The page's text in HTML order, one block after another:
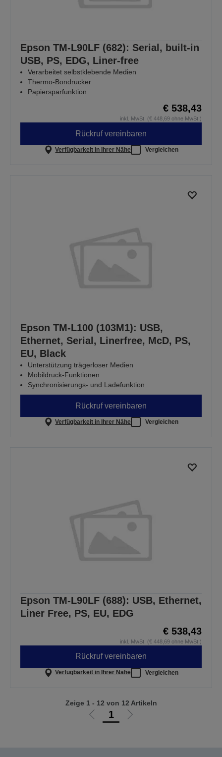
Epson TM-L90LF (682): Serial, built-in
USB, PS, EDG, Liner-free
Verarbeitet selbstklebende Medien
Thermo-Bondrucker
Papiersparfunktion
€ 538,43
inkl. MwSt. (€ 448,69 ohne MwSt.)
Rückruf vereinbaren
Verfügbarkeit in Ihrer Nähe Vergleichen
Epson TM-L100 (103M1): USB,
Ethernet, Serial, Linerfree, McD, PS,
EU, Black
Unterstützung trägerloser Medien
Mobildruck-Funktionen
Synchronisierungs- und Ladefunktion
Rückruf vereinbaren
Verfügbarkeit in Ihrer Nähe Vergleichen
Epson TM-L90LF (688): USB, Ethernet,
Liner Free, PS, EU, EDG
€ 538,43
inkl. MwSt. (€ 448,69 ohne MwSt.)
Rückruf vereinbaren
Verfügbarkeit in Ihrer Nähe Vergleichen
Zur
1
Zur
Zeige 1 - 12 von 12 Artikeln